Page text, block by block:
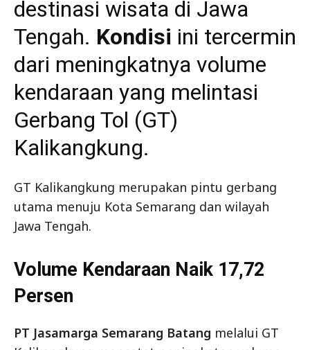
destinasi wisata di Jawa
Tengah. Kondisi ini tercermin
dari meningkatnya volume
kendaraan yang melintasi
Gerbang Tol (GT)
Kalikangkung.
GT Kalikangkung merupakan pintu gerbang
utama menuju Kota Semarang dan wilayah
Jawa Tengah.
Volume Kendaraan Naik 17,72
Persen
PT Jasamarga Semarang Batang melalui GT